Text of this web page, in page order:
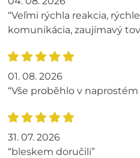
“Veľmi rýchla reakcia,
komunikácia, zaujímavý
01. 08. 2026
“Vše proběhlo v naprostém
31. 07. 2026
“bleskem doručili”